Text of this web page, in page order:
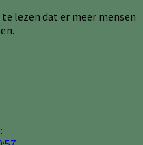
lezen dat er meer mensen